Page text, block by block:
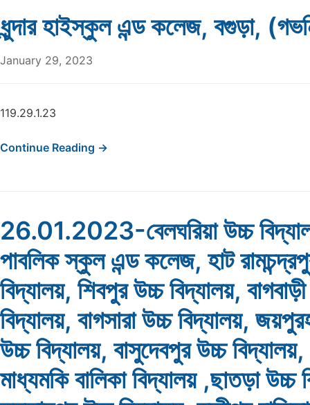
ধুন্দার হাইস্কুল এন্ড কলেজ, বগুড়া,
January 29, 2023
119.29.1.23
Continue Reading →
26.01.2023-বেলঘরিয়া উচ্চ
পাবলিক স্কুল এন্ড কলেজ, হাট
বিদ্যালয়, শিবপুর উচ্চ বিদ্যালয়,
বিদ্যালয়, বাগসারা উচ্চ বিদ্যালয়,
উচ্চ বিদ্যালয়, বাসুদেবপুর উচ্চ বিদ্যালয়,
মাধ্যমকি বালিকা বিদ্যালয় ,ছাতড়া উচ্চ